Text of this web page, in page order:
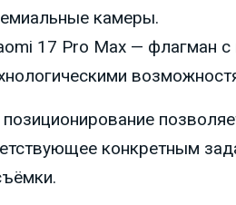
камеры.
17 Pro Max — флагман
конкретным